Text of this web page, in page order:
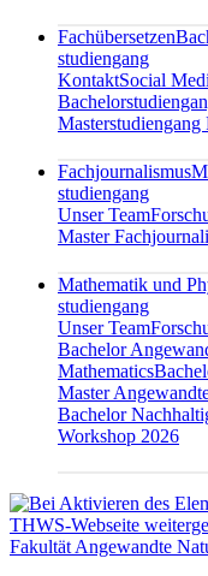
Fachübersetzen
studiengang
KontaktSocial
Masterstudiengang
Fachjournalismus
studiengang
Unser Team
Master
Mathematik und
studiengang
Unser Team
Bachelor
Mathematics
Master
Bachelor
Workshop 2026
Fakultät Angewandte